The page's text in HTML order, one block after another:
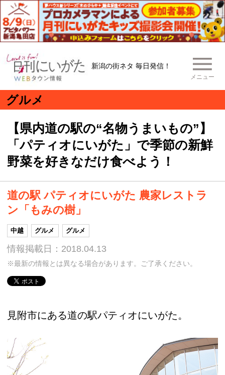
新潟の街ネタ 毎日発信！
メニュー
グルメ
【県内道の駅の“名物うまいもの”】
「パティオにいがた」で季節の新鮮
野菜を好きなだけ食べよう！
道の駅 パティオにいがた 農家レストラ
ン「もみの樹」
中越 グルメ グルメ
情報掲載日：2018.04.13
※最新の情報とは異なる場合があります。ご了承ください。
見附市にある道の駅パティオにいがた。